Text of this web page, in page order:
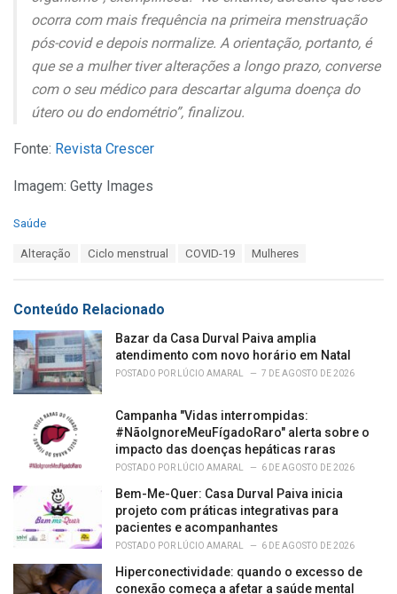
ocorra com mais frequência na primeira menstruação
pós-covid e depois normalize. A orientação, portanto, é
que se a mulher tiver alterações a longo prazo, converse
com o seu médico para descartar alguma doença do
útero ou do endométrio”, finalizou.
Fonte: Revista Crescer
Imagem: Getty Images
C
o
r
i
e
s
:
Saúde
:
Alteração Ciclo menstrual COVID-19 Mulheres
Conteúdo Relacionado
Bazar da Casa Durval Paiva amplia
atendimento com novo horário em Natal
POSTADO POR LÚCIO AMARAL 7 DE AGOSTO DE 2026
Campanha "Vidas interrompidas:
#NãoIgnoreMeuFígadoRaro" alerta sobre o
impacto das doenças hepáticas raras
POSTADO POR LÚCIO AMARAL 6 DE AGOSTO DE 2026
Bem-Me-Quer: Casa Durval Paiva inicia
projeto com práticas integrativas para
pacientes e acompanhantes
POSTADO POR LÚCIO AMARAL 6 DE AGOSTO DE 2026
Hiperconectividade: quando o excesso de
conexão começa a afetar a saúde mental